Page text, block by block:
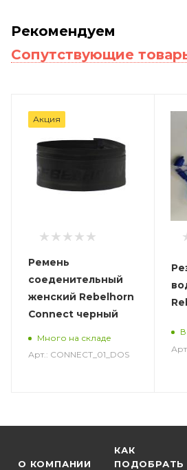
Рекомендуем
Сопутствующие
Акция
Ремень
соеденительный
женский Rebelhorn
Connect черный
Много на складе
Арт.: CONNECT_01_DOS
О КОМПАНИИ
КАК
ПОДОБРАТЬ